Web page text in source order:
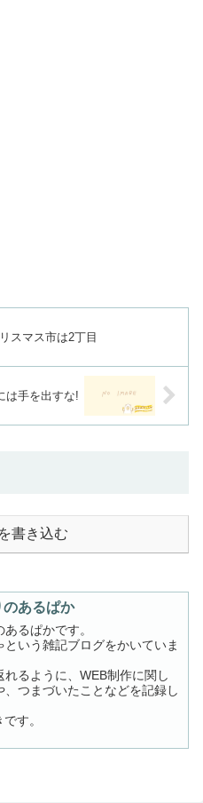
スマス市は2丁目
は手を出すな!
書き込む
のあるぱか
るぱかです。
という雑記ブログをかいていま
れるように、WEB制作に関し
、つまづいたことなどを記録し
す。